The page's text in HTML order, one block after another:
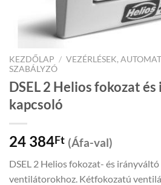
KEZDŐLAP / VEZÉRLÉSEK,
SZABÁLYZÓ
DSEL 2 Helios fokozat
kapcsoló
24 384Ft (Áfa-val)
DSEL 2 Helios fokozat- és
ventilátorokhoz. Kétfokozatú